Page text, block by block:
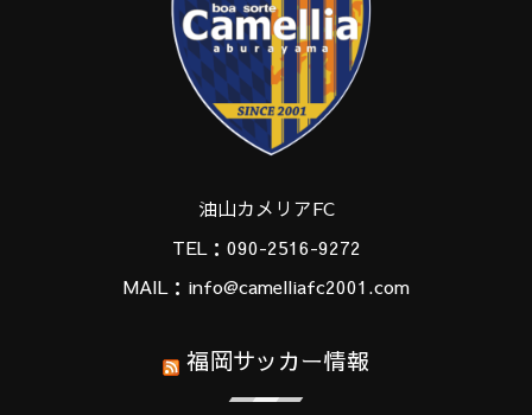
油山カメリアFC
TEL：090-2516-9272
MAIL：info@camelliafc2001.com
福岡サッカー情報